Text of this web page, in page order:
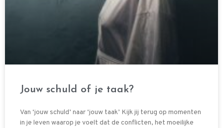
Jouw schuld of je taak?
Van ‘jouw schuld’ naar ‘jouw taak’ Kijk jij terug op momenten
in je leven waarop je voelt dat de conflicten, het moeilijke